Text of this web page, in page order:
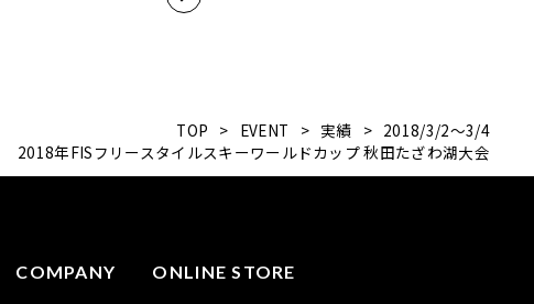
TOP > EVENT > 実績 > 2018/3/2〜3/4
2018年FISフリースタイルスキーワールドカップ 秋田たざわ湖大会
COMPANY ONLINE STORE